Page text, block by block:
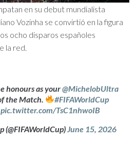
en su debut mundialista
Vozinha se convirtió en la figura
ocho disparos españoles
la red.
honours as your@MichelobUltra
the Match.
#FIFAWorldCup
pic.twitter.com/TsC1nhwoIB
(@FIFAWorldCup) June 15, 2026